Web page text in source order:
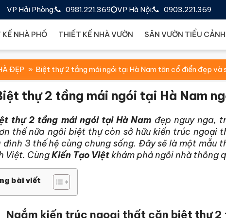
VP Hà Nội: 0903.221.369
VP Hải Phòng: 0981.221.369
NHÀ PHỐ THIẾT KẾ NHÀ VƯỜN SÂN VƯỜN TIỂU CẢNH
ĐẸP Biệt thự 2 tầng mái ngói tại Hà Nam tân cổ điển đẹp và
thự 2 tầng mái ngói tại Hà Nam
thự 2 tầng mái ngói tại Hà Nam đẹp nguy nga,
thế nữa ngôi biệt thự còn sở hữu kiến trúc
đình 3 thế hệ cùng chung sống. Đây sẽ là một mẫu
Việt. CùngKiến Tạo Việtkhám phá ngôi nhà thông
bài viết
Ngắm kiến trúc ngoại thất căn biệt thự 2